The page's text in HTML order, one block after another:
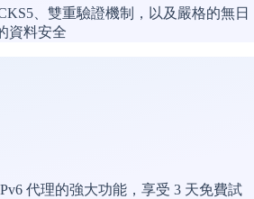
、雙重驗證機制，以及嚴格的無日
資料安全
代理的強大功能，享受 3 天免費試